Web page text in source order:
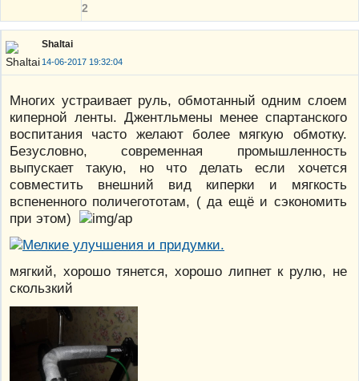
2
Shaltai
14-06-2017 19:32:04
Многих устраивает руль, обмотанный одним слоем
киперной ленты. Джентльмены менее спартанского
воспитания часто желают более мягкую обмотку.
Безусловно, современная промышленность
выпускает такую, но что делать если хочется
совместить внешний вид киперки и мягкость
вспененного поличегототам, ( да ещё и сэкономить
при этом)
мягкий, хорошо тянется, хорошо липнет к рулю, не
скользкий